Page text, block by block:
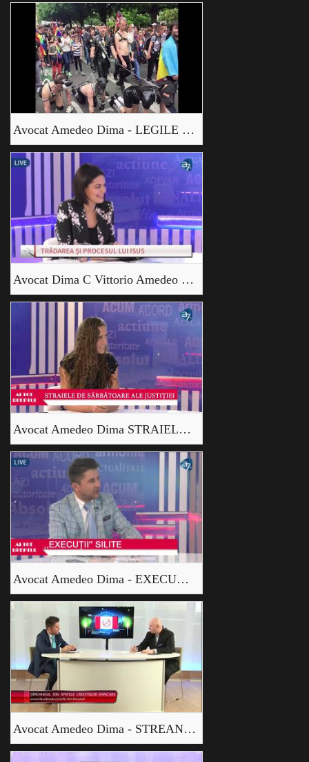
Avocat Amedeo Dima - LEGILE PĂGÂNE ALE EUROPEI _2
Avocat Dima C Vittorio Amedeo Tradarea si Judecarea Domnului Isus Hristos
Avocat Amedeo Dima STRAIELE DE SĂRBĂTOARE ALE JUSTIȚIEI
Avocat Amedeo Dima - EXECUTII SILITE
Avocat Amedeo Dima - STREANGUL DIN SPATELE CREDITELOR BANCARE